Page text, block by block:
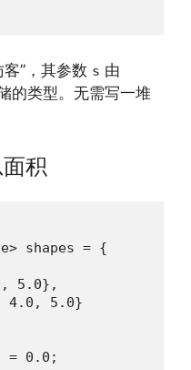
”，其参数 s 由
的类型。无需写一堆
积
shapes = {
5.0},
4.0, 5.0}
= 0.0;